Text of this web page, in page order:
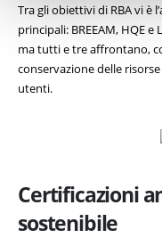
Tra gli obiettivi di RBA vi è
principali: BREEAM, HQE
ma tutti e tre affrontano,
conservazione delle
utenti.
Certificazioni
sostenibile